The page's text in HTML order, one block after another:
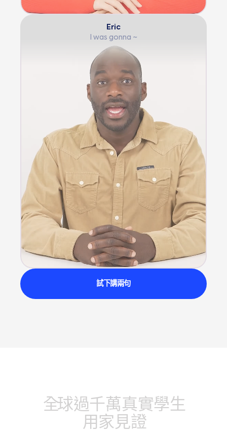
Eric
I was gonna ~
試下講兩句
全球過千萬真實學生
用 家 見 證